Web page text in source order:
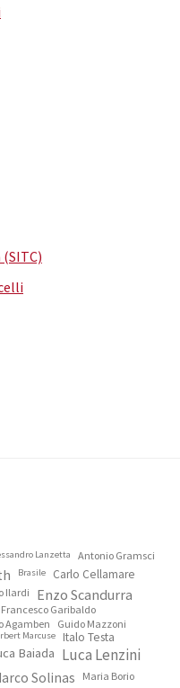
Lanzetta Antonio Gramsci
Brasile Carlo Cellamare
Ilardi Enzo Scandurra
Francesco Garibaldo
Agamben
Guido Mazzoni
Marcuse Italo Testa
Baiada Luca Lenzini
Solinas Maria Borio